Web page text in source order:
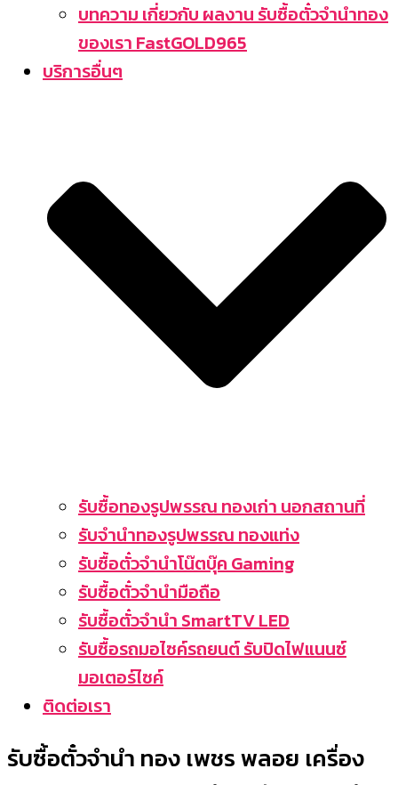
บทความ เกี่ยวกับ ผลงาน รับซื้อตั๋วจำนำทอง
ของเรา FastGOLD965
บริการอื่นๆ
รับซื้อทองรูปพรรณ ทองเก่า นอกสถานที่
รับจำนำทองรูปพรรณ ทองแท่ง
รับซื้อตั๋วจำนำโน๊ตบุ๊ค Gaming
รับซื้อตั๋วจำนำมือถือ
รับซื้อตั๋วจำนำ SmartTV LED
รับซื้อรถมอไซค์รถยนต์ รับปิดไฟแนนซ์
มอเตอร์ไซค์
ติดต่อเรา
รับซื้อตั๋วจำนำ ทอง เพชร พลอย เครื่อง